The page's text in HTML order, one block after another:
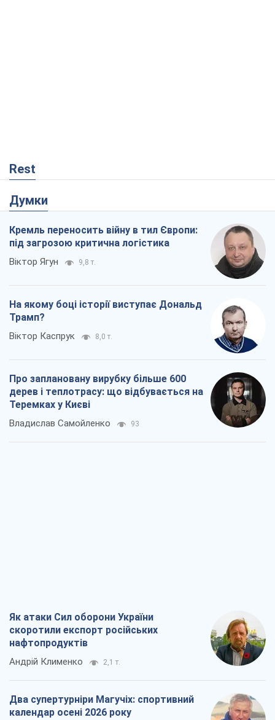
Rest
Думки
Кремль переносить війну в тил Європи:
під загрозою критична логістика
Віктор Ягун 9,8 т.
На якому боці історії виступає Дональд
Трамп?
Віктор Каспрук 8,0 т.
Про заплановану вирубку більше 600
дерев і теплотрасу: що відбувається на
Теремках у Києві
Владислав Самойленко 93
Як атаки Сил оборони України
скоротили експорт російських
нафтопродуктів
Андрій Клименко 2,1 т.
Два супертурніри Магучіх: спортивний
календар осені 2026 року